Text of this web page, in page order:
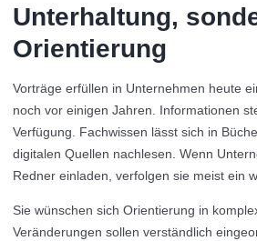
Unterhaltung,
Orientierung
Vorträge erfüllen in Unternehmen heute
noch vor einigen Jahren. Informationen
Verfügung. Fachwissen lässt sich in
digitalen Quellen nachlesen. Wenn
Redner einladen, verfolgen sie meist ein
Sie wünschen sich Orientierung in
Veränderungen sollen verständlich